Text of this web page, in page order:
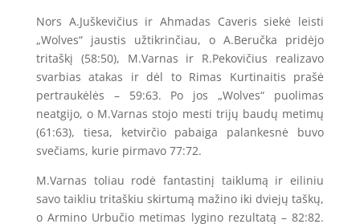
Nors A.Juškevičius ir Ahmadas Caveris siekė leisti
„Wolves“ jaustis užtikrinčiau, o A.Beručka pridėjo
tritaškį (58:50), M.Varnas ir R.Pekovičius realizavo
svarbias atakas ir dėl to Rimas Kurtinaitis prašė
pertraukėlės – 59:63. Po jos „Wolves“ puolimas
neatgijo, o M.Varnas stojo mesti trijų baudų metimų
(61:63), tiesa, ketvirčio pabaiga palankesnė buvo
svečiams, kurie pirmavo 77:72.
M.Varnas toliau rodė fantastinį taiklumą ir eiliniu
savo taikliu tritaškiu skirtumą mažino iki dviejų taškų,
o Armino Urbučio metimas lygino rezultatą – 82:82.